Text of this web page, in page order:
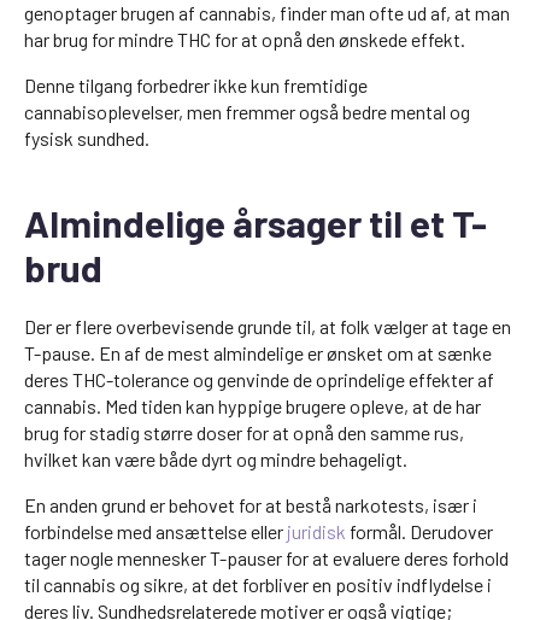
genoptager brugen af cannabis, finder man ofte ud af, at man
har brug for mindre THC for at opnå den ønskede effekt.
Denne tilgang forbedrer ikke kun fremtidige
cannabisoplevelser, men fremmer også bedre mental og
fysisk sundhed.
Almindelige årsager til et T-
brud
Der er flere overbevisende grunde til, at folk vælger at tage en
T-pause. En af de mest almindelige er ønsket om at sænke
deres THC-tolerance og genvinde de oprindelige effekter af
cannabis. Med tiden kan hyppige brugere opleve, at de har
brug for stadig større doser for at opnå den samme rus,
hvilket kan være både dyrt og mindre behageligt.
En anden grund er behovet for at bestå narkotests, især i
forbindelse med ansættelse eller juridisk formål. Derudover
tager nogle mennesker T-pauser for at evaluere deres forhold
til cannabis og sikre, at det forbliver en positiv indflydelse i
deres liv. Sundhedsrelaterede motiver er også vigtige;